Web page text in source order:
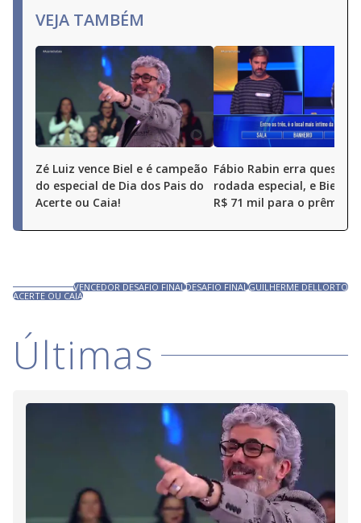
VEJA TAMBÉM
Zé Luiz vence Biel e é campeão
do especial de Dia dos Pais do
Acerte ou Caia!
Fábio Rabin erra questão
rodada especial, e Biel
R$ 71 mil para o prêmio
VENCEDOR DESAFIO FINALDESAFIO FINALGUILHERME DELLORTO
ACERTE OU CAIA
Últimas